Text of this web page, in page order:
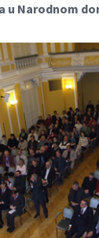
u Narodnom